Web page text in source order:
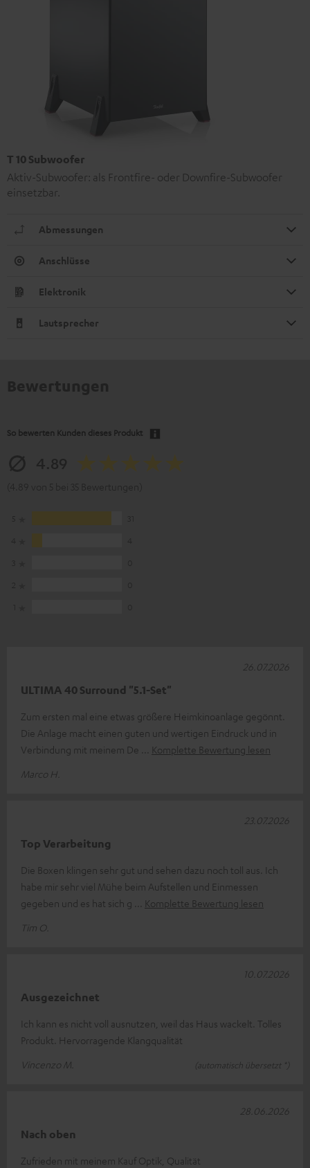
T 10 Subwoofer
Aktiv-Subwoofer: als Frontfire- oder Downfire-Subwoofer
einsetzbar.
Abmessungen
Anschlüsse
Elektronik
Lautsprecher
So bewerten Kunden dieses Produkt
ULTIMA 40 Surround "5.1-Set"
Zum ersten mal eine etwas größere Heimkinoanlage gegönnt.
Die Anlage macht einen guten und wertigen Eindruck und in
Verbindung mit meinem De
Komplette Bewertung lesen
Marco H.
26.07.2026
Top Verarbeitung
Die Boxen klingen sehr gut und sehen dazu noch toll aus. Ich
habe mir sehr viel Mühe beim Aufstellen und Einmessen
gegeben und es hat sich g
Komplette Bewertung lesen
Tim O.
23.07.2026
Ausgezeichnet
Ich kann es nicht voll ausnutzen, weil das Haus wackelt. Tolles
Produkt. Hervorragende Klangqualität
Vincenzo M.
(automatisch übersetzt *)
10.07.2026
Nach oben
Zufrieden mit meinem Kauf Optik, Qualität
28.06.2026